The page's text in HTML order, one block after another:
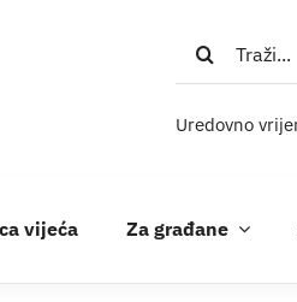
Traži...
Uredovno
vijeća Za građane